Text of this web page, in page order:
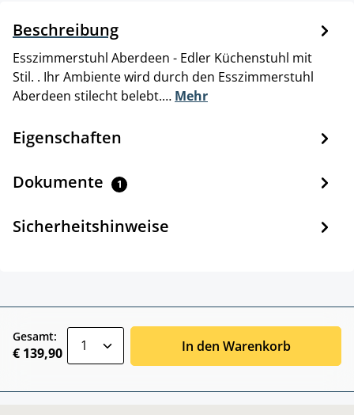
Beschreibung
Esszimmerstuhl Aberdeen - Edler Küchenstuhl mit
Stil. . Ihr Ambiente wird durch den Esszimmerstuhl
Aberdeen stilecht belebt.… Mehr
Eigenschaften
Dokumente 1
Sicherheitshinweise
Gesamt:
€ 139,90 In den Warenkorb